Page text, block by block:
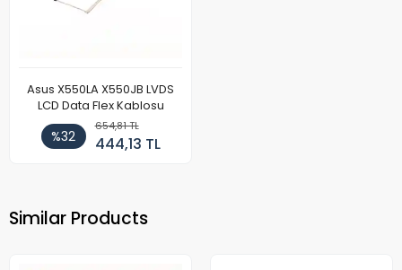
Asus X550LA X550JB LVDS
LCD Data Flex Kablosu
%32
654,81 TL
444,13 TL
Similar Products